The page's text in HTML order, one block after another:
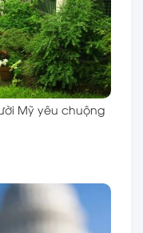
Mỹ yêu chuộng